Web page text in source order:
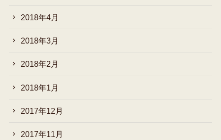
2018年4月
2018年3月
2018年2月
2018年1月
2017年12月
2017年11月